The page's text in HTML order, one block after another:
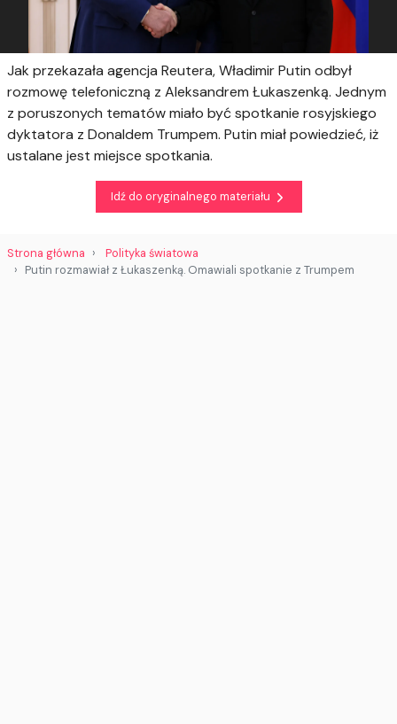
Jak przekazała agencja Reutera, Władimir Putin odbył
rozmowę telefoniczną z Aleksandrem Łukaszenką. Jednym
z poruszonych tematów miało być spotkanie rosyjskiego
dyktatora z Donaldem Trumpem. Putin miał powiedzieć, iż
ustalane jest miejsce spotkania.
Idź do oryginalnego materiału
Strona główna
Polityka światowa
Putin rozmawiał z Łukaszenką. Omawiali spotkanie z Trumpem